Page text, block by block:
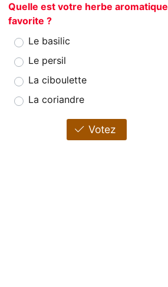
Quelle est votre herbe aromatique
favorite ?
Le basilic
Le persil
La ciboulette
La coriandre
Votez